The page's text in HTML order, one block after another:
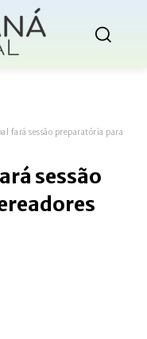
fará sessão preparatória para
sessão